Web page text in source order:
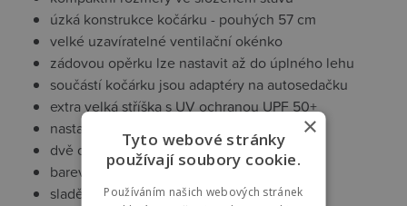
úzká konstrukce kočárku - pouhých 57 cm
velké uzavíratelné ventilační okénko
zádovou opěrku lze nastavit až do úplného lehu
součástí kočárku jsou adaptéry na autosedačku
extra velká stříška s UV ochranou UPF 50+
nastavitelná opěrka nohou
dvě opěrky nohou
barevně sladěné zipy
sladěná měkká vložka Premium
×
Tyto webové stránky
používají soubory cookie.
Používáním našich webových stránek